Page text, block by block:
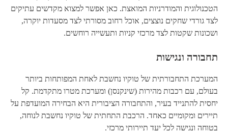
הטכנולוגית והמודרניות המואצת. כאן אפשר למצוא מקדשים עתיקים
לצד גורדי שחקים נוצצים, אוכל רחוב מסורתי לצד מסעדות יוקרה,
ושכונות שקטות לצד מרכזי קניות ותעשייה רוחשים.
תחבורה ונגישות
המערכת התחבורתית של טוקיו נחשבת לאחת המפותחות ביותר
בעולם, עם רכבות מהירות (שינקנסן) ומערכת מטרו מתקדמת. קל
יחסית להתנייד בעיר, והתחבורה הציבורית היא הבחירה המועדפת על
תיירים ומקומיים כאחד. הרכבת התחתית של טוקיו נחשבת לנוחה,
בטוחה ונגישה לכל יעד תיירותי מרכזי.